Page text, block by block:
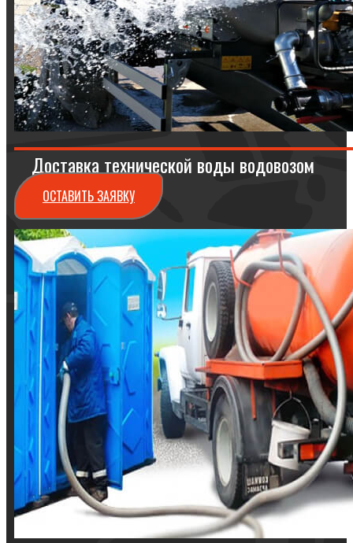
Доставка технической воды водовозом
ОСТАВИТЬ ЗАЯВКУ